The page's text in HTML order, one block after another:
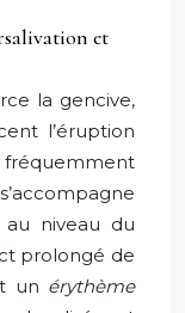
et
la gencive,
l’éruption
au niveau du
prolongé de
un érythème